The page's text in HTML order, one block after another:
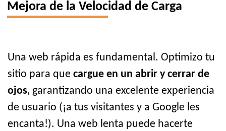
Mejora de la Velocidad de Carga
Una web rápida es fundamental. Optimizo tu
sitio para que cargue en un abrir y cerrar de
ojos, garantizando una excelente experiencia
de usuario (¡a tus visitantes y a Google les
encanta!). Una web lenta puede hacerte